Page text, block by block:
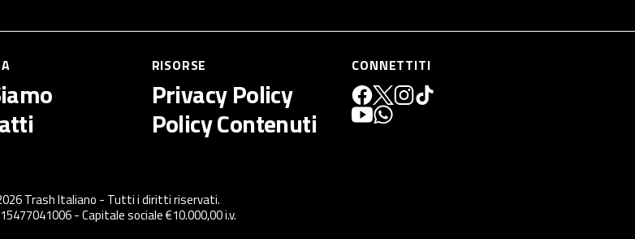
RISORSE
Privacy Policy
Policy Contenuti
CONNETTITI
Trash Italiano - Tutti i diritti riservati.
15477041006 - Capitale sociale €10.000,00 i.v.